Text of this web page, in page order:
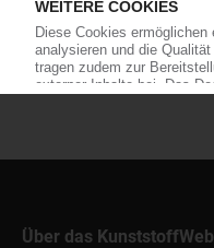
Über das KunststoffWeb